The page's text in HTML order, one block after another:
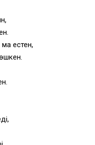
естен,